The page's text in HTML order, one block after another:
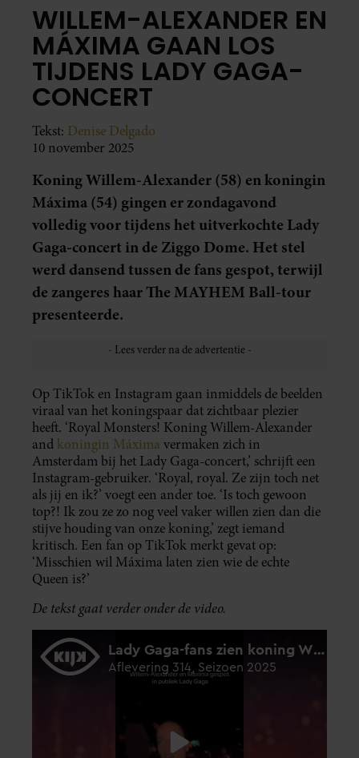
WILLEM-ALEXANDER EN
MÁXIMA GAAN LOS
TIJDENS LADY GAGA-
CONCERT
Tekst: Denise Delgado
10 november 2025
Koning Willem-Alexander (58) en koningin
Máxima (54) gingen er zondagavond
volledig voor tijdens het uitverkochte Lady
Gaga-concert in de Ziggo Dome. Het stel
werd dansend tussen de fans gespot, terwijl
de zangeres haar The MAYHEM Ball-tour
presenteerde.
Op TikTok en Instagram gaan inmiddels de beelden
viraal van het koningspaar dat zichtbaar plezier
heeft. ‘Royal Monsters! Koning Willem-Alexander
and koningin Máxima vermaken zich in
Amsterdam bij het Lady Gaga-concert,’ schrijft een
Instagram-gebruiker. ‘Royal, royal. Ze zijn toch net
als jij en ik?’ voegt een ander toe. ‘Is toch gewoon
top?! Ik zou ze zo nog veel vaker willen zien dan die
stijve houding van onze koning,’ zegt iemand
kritisch. Een fan op TikTok merkt gevat op:
‘Misschien wil Máxima laten zien wie de echte
Queen is?’
De tekst gaat verder onder de video.